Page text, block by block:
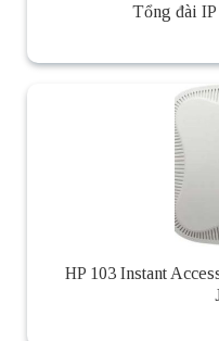
Tổng đài
HP 103 Instant